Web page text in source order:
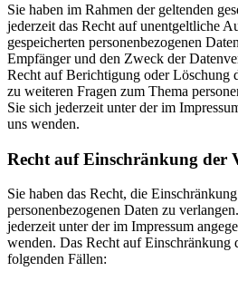
Sie haben im Rahmen der geltenden
jederzeit das Recht auf unentgeltliche
gespeicherten personenbezogenen
Empfänger und den Zweck der
Recht auf Berichtigung oder Löschung
zu weiteren Fragen zum Thema
Sie sich jederzeit unter der im
uns wenden.
Recht auf Einschränkung der
Sie haben das Recht, die
personenbezogenen Daten zu
jederzeit unter der im Impressum
wenden. Das Recht auf Einschränkung
folgenden Fällen: